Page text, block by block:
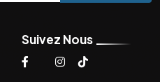
Suivez Nous